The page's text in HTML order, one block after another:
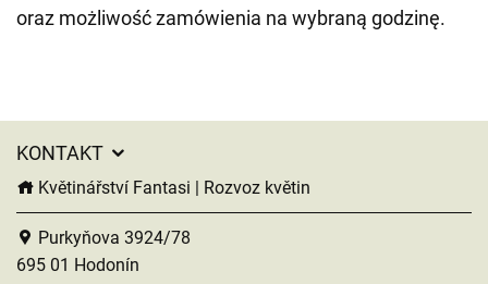
oraz możliwość zamówienia na wybraną godzinę.
KONTAKT
Květinářství Fantasi | Rozvoz květin
Purkyňova 3924/78
695 01 Hodonín